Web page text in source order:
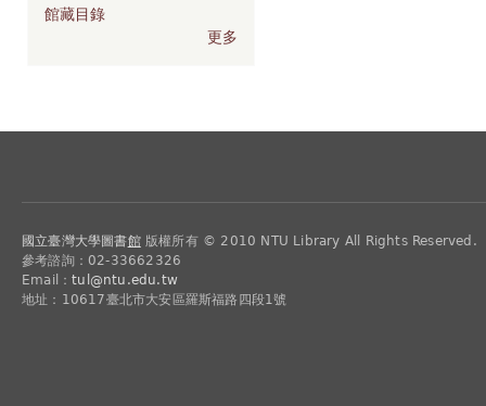
館藏目錄
更多
國立臺灣大學圖書館版權所有 © 2010 NTU Library All Rights Reserved.
參考諮詢：02-33662326
Email：tul@ntu.edu.tw
地址：10617臺北市大安區羅斯福路四段1號